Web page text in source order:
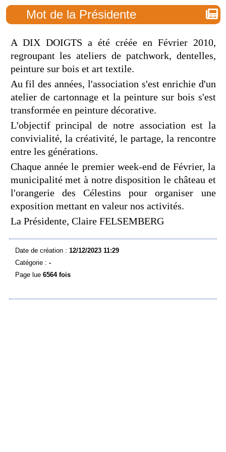
Mot de la Présidente
A DIX DOIGTS a été créée en Février 2010,
regroupant les ateliers de patchwork, dentelles,
peinture sur bois et art textile.
Au fil des années, l'association s'est enrichie d'un
atelier de cartonnage et la peinture sur bois s'est
transformée en peinture décorative.
L'objectif principal de notre association est la
convivialité, la créativité, le partage, la rencontre
entre les générations.
Chaque année le premier week-end de Février, la
municipalité met à notre disposition le château et
l'orangerie des Célestins pour organiser une
exposition mettant en valeur nos activités.
La Présidente, Claire FELSEMBERG
Date de création : 12/12/2023 11:29
Catégorie : -
Page lue 6564 fois